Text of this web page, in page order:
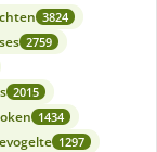
3824
2759
2015
1434
1297